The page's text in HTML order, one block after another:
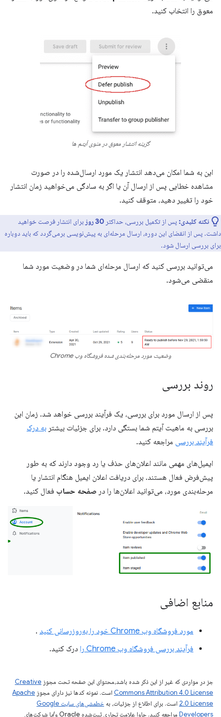
معوق را انتخاب کنید.
گزینه انتشار معوق در منوی آیتم ها
این به شما امکان می‌دهد انتشار یک مورد ارسال‌شده را در صورت
مشاهده خطایی پس از ارسال آن یا اگر به سادگی می‌خواهید زمان انتشار
خود را تغییر دهید، متوقف کنید.
نکته کلیدی: پس از تکمیل بررسی، حداکثر 30 روز
برای انتشار فرصت خواهید
داشت. پس از انقضای این دوره، ارسال مرحله‌ای به پیش‌نویسی برمی‌گردد که باید دوباره
برای بررسی ارسال شود.
می‌توانید بررسی کنید که ارسال مرحله‌ای شما در وضعیت مورد شما
منقضی می‌شود.
وضعیت مورد مرحله‌بندی شده فروشگاه وب Chrome
روند بررسی
پس از ارسال مورد برای بررسی، یک فرآیند بررسی خواهد شد. زمان این
بررسی به ماهیت آیتم شما بستگی دارد. برای جزئیات بیشتر به درک
فرآیند بررسی مراجعه کنید.
ایمیل‌های مهمی مانند اعلان‌های حذف یا رد وجود دارند که به طور
پیش‌فرض فعال هستند. برای دریافت اعلان ایمیل هنگام انتشار یا
مرحله‌بندی مورد، می‌توانید اعلان‌ها را در صفحه حساب فعال کنید.
منابع اضافی
مورد فروشگاه وب Chrome خود را به‌روزرسانی کنید
.
فرآیند بررسی فروشگاه وب Chrome را
درک کنید.
جز در مواردی که غیر از این ذکر شده باشد،‌محتوای این صفحه تحت مجوز Creative
Commons Attribution 4.0 License است. نمونه کدها نیز دارای مجوز Apache
2.0 License است. برای اطلاع از جزئیات، به
خطمشی‌های سایت Google
Developers‏
مراجعه کنید. جاوا علامت تجاری ثبت‌شده Oracle و/یا شرکت‌های